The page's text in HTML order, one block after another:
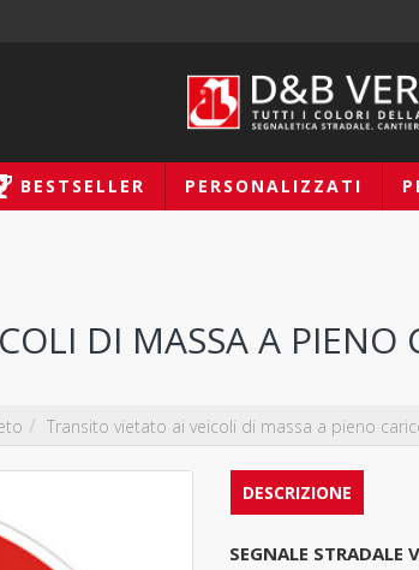
BESTSELLER PERSONALIZZATI
Transito vietato ai veicoli di massa a pieno
DI MASSA A
DESCRIZIONE
SEGNALE STRADALE